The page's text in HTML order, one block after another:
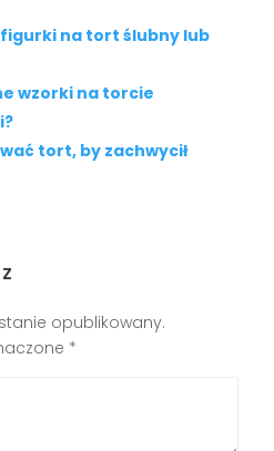
na tort ślubny lub
wzorki na torcie
tort, by zachwycił
opublikowany.
*